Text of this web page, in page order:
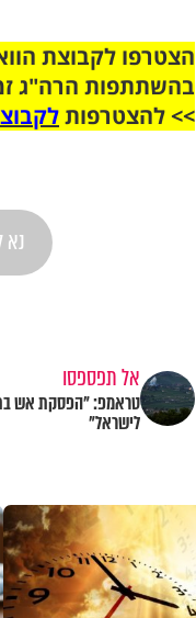
בהשתתפות הרה"ג
>> להצטרפות
אל תפספסו
לישראל"